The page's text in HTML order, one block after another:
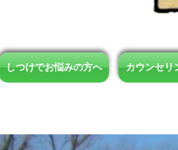
しつけでお悩みの方へ カウンセリ